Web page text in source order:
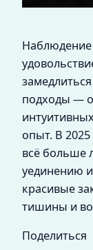
Наблюдение
подходы —
опыт. В
всё больше
уединению
красивые
тишины и
Поделиться